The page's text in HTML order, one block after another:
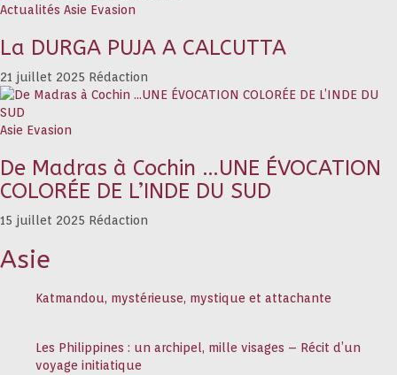
Actualités Asie Evasion
La DURGA PUJA A CALCUTTA
21 juillet 2025 Rédaction
Asie Evasion
De Madras à Cochin …UNE ÉVOCATION
COLORÉE DE L’INDE DU SUD
15 juillet 2025 Rédaction
Asie
Katmandou, mystérieuse, mystique et attachante
Les Philippines : un archipel, mille visages – Récit d’un
voyage initiatique